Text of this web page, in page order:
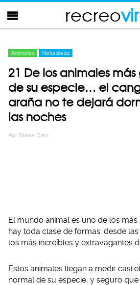
recreo
Animales Naturaleza
21 De los animales
de su especie… el
araña no te dejará
las noches
Por Diana Diaz
El mundo animal es uno de los más
hay toda clase de formas: desde
los más increíbles y extravagantes
Estos animales llegan a medir casi
normal de su especie, y seguro